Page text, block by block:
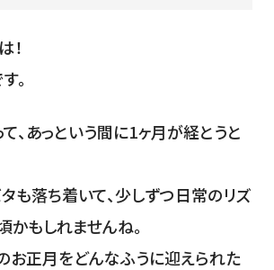
！
。
、あっという間に1ヶ月が経とうと
も落ち着いて、少しずつ日常のリズ
かもしれませんね。
お正月をどんなふうに迎えられた